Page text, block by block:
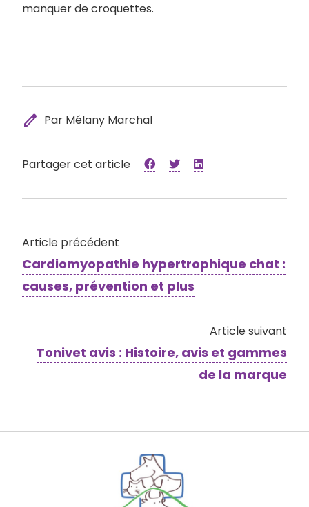
manquer de croquettes.
edit Par Mélany Marchal
Partager cet article
Article précédent
Cardiomyopathie hypertrophique chat :
causes, prévention et plus
Article suivant
Tonivet avis : Histoire, avis et gammes
de la marque